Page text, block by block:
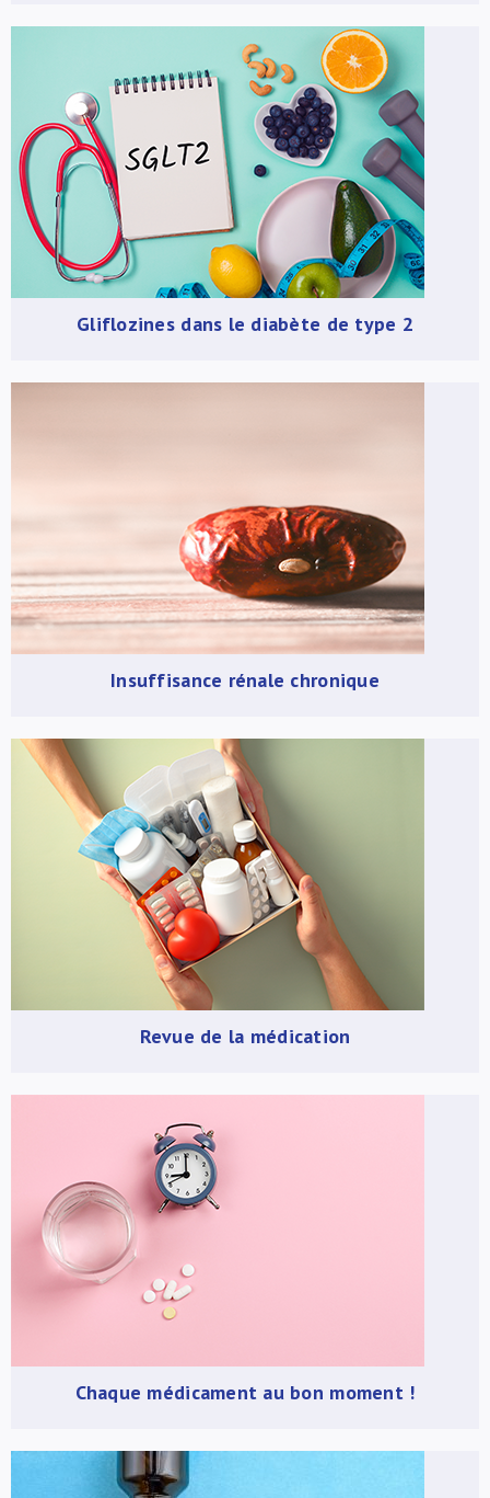
Gliflozines dans le diabète de type 2
Insuffisance rénale chronique
Revue de la médication
Chaque médicament au bon moment !